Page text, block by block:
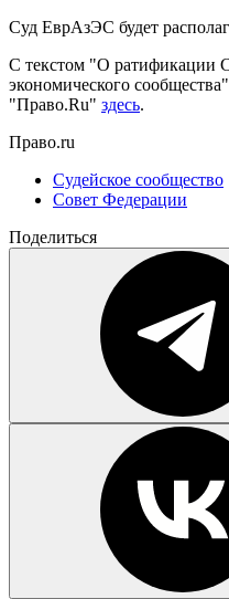
Суд ЕврАзЭС будет
С текстом "О ратификации
экономического
"Право.Ru" здесь.
Право.ru
Судейское сообщество
Совет Федерации
Поделиться